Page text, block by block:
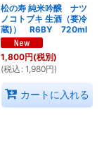
松の寿 純米吟醸 ナツ
ノコトブキ 生酒（要冷
蔵)） R6BY 720ml
1,800円(税別)
(税込 : 1,980円)
カートに入れる